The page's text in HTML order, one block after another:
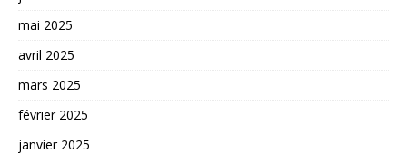
mai 2025
avril 2025
mars 2025
février 2025
janvier 2025